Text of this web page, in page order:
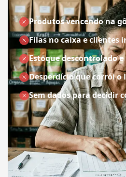
Produtos vencendo na
Filas no caixa e clientes
Estoque descontrolado
Desperdício que corrói o
Sem dados para decidir